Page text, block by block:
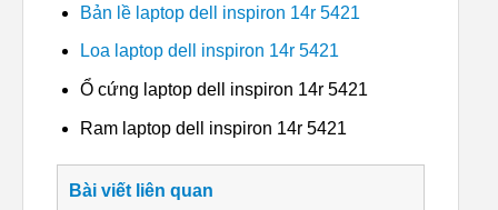
Bản lề laptop dell inspiron 14r 5421
Loa laptop dell inspiron 14r 5421
Ổ cứng laptop dell inspiron 14r 5421
Ram laptop dell inspiron 14r 5421
Bài viết liên quan